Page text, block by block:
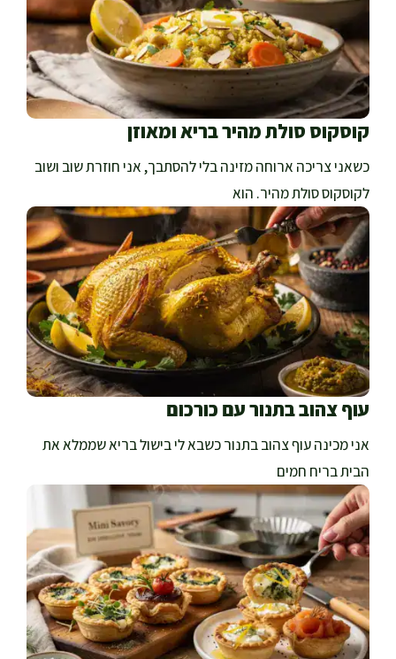
קוסקוס סולת מהיר בריא ומאוזן
כשאני צריכה ארוחה מזינה בלי להסתבך, אני חוזרת שוב ושוב
לקוסקוס סולת מהיר. הוא
עוף צהוב בתנור עם כורכום
אני מכינה עוף צהוב בתנור כשבא לי בישול בריא שממלא את
הבית בריח חמים